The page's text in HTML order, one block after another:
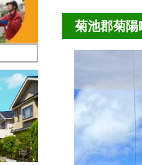
菊池郡菊